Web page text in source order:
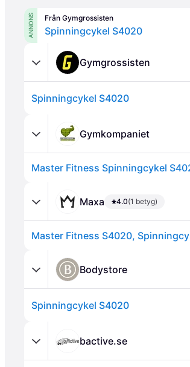
ANNONS Från Gymgrossisten
Spinningcykel S4020
Gymgrossisten
Spinningcykel S4020
Gymkompaniet
Master Fitness Spinningcykel
Maxa 4.0(1 betyg)
Master Fitness S4020,
Bodystore
Spinningcykel S4020
bactive.se